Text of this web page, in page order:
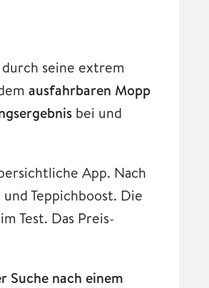
seine extrem
ausfahrbaren Mopp
bei und
App. Nach
Teppichboost. Die
Test. Das Preis-
Suche nach einem